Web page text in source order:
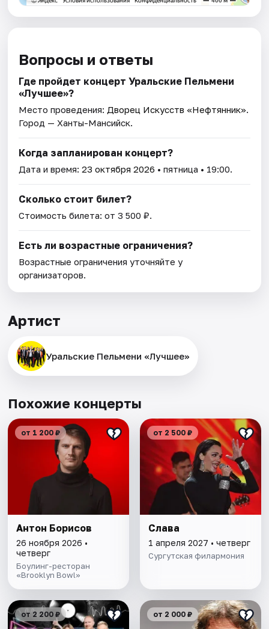
Вопросы и ответы
Где пройдет концерт Уральские Пельмени
«Лучшее»?
Место проведения: Дворец Искусств «Нефтянник».
Город — Ханты-Мансийск.
Когда запланирован концерт?
Дата и время:23 октября 2026 • пятница • 19:00.
Сколько стоит билет?
Стоимость билета: от 3 500 ₽.
Есть ли возрастные ограничения?
Возрастные ограничения уточняйте у
организаторов.
Артист
Уральские Пельмени «Лучшее»
Похожие концерты
от 1 200 ₽
Антон Борисов
26 ноября 2026 •
четверг
Боулинг-ресторан
«Brooklyn Bowl»
от 2 500 ₽
Слава
1 апреля 2027 • четверг
Сургутская филармония
от 2 200 ₽ от 2 000 ₽